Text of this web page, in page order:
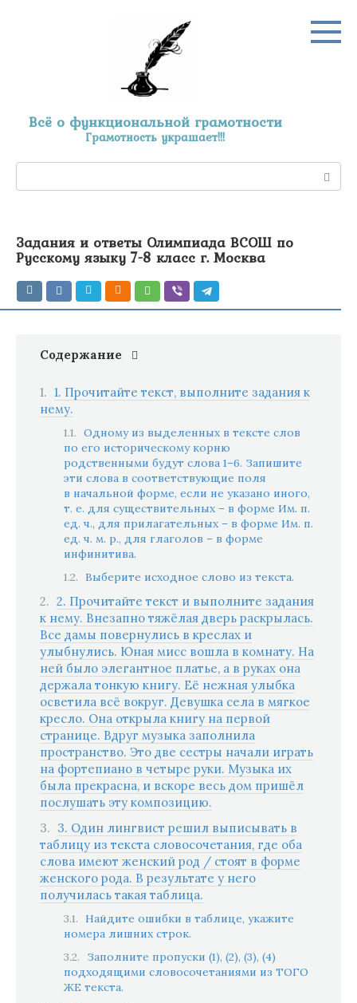
Всё о функциональной грамотности
Грамотность украшает!!!
Поиск:
Задания и ответы Олимпиада ВСОШ по
Русскому языку 7-8 класс г. Москва
Содержание
1. Прочитайте текст, выполните задания к
нему.
Одному из выделенных в тексте слов
по его историческому корню
родственными будут слова 1–6. Запишите
эти слова в соответствующие поля
в начальной форме, если не указано иного,
т. е. для существительных – в форме Им. п.
ед. ч., для прилагательных – в форме Им. п.
ед. ч. м. р., для глаголов – в форме
инфинитива.
Выберите исходное слово из текста.
2. Прочитайте текст и выполните задания
к нему. Внезапно тяжёлая дверь раскрылась.
Все дамы повернулись в креслах и
улыбнулись. Юная мисс вошла в комнату. На
ней было элегантное платье, а в руках она
держала тонкую книгу. Её нежная улыбка
осветила всё вокруг. Девушка села в мягкое
кресло. Она открыла книгу на первой
странице. Вдруг музыка заполнила
пространство. Это две сестры начали играть
на фортепиано в четыре руки. Музыка их
была прекрасна, и вскоре весь дом пришёл
послушать эту композицию.
3. Один лингвист решил выписывать в
таблицу из текста словосочетания, где оба
слова имеют женский род / стоят в форме
женского рода. В результате у него
получилась такая таблица.
Найдите ошибки в таблице, укажите
номера лишних строк.
Заполните пропуски (1), (2), (3), (4)
подходящими словосочетаниями из ТОГО
ЖЕ текста.